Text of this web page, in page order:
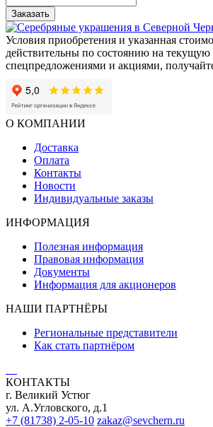
Заказать
Условия приобретения и указанная
действительны по состоянию на текущую
спецпредложениями и акциями,
О КОМПАНИИ
Доставка
Оплата
Контакты
Новости
Индивидуальные заказы
ИНФОРМАЦИЯ
Полезная информация
Правовая информация
Документы
Информация для акционеров
НАШИ ПАРТНЁРЫ
Региональные представители
Как стать партнёром
КОНТАКТЫ
г. Великий Устюг
ул. А.Угловского, д.1
+7 (81738) 2-05-10 zakaz@sevchern.ru